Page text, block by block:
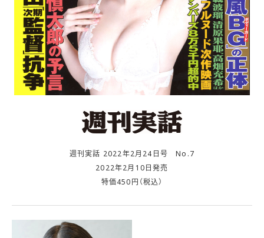
週刊実話 2022年2月24日号 No.7
2022年2月10日発売
特価450円（税込）